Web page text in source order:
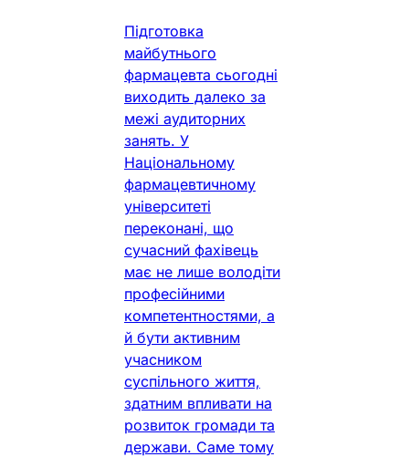
Підготовка
майбутнього
фармацевта сьогодні
виходить далеко за
межі аудиторних
занять. У
Національному
фармацевтичному
університеті
переконані, що
сучасний фахівець
має не лише володіти
професійними
компетентностями, а
й бути активним
учасником
суспільного життя,
здатним впливати на
розвиток громади та
держави. Саме тому